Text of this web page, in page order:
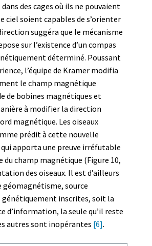
des cages où ils ne pouvaient
ciel soient capables de s’orienter
suggéra que le mécanisme
sur l’existence d’un compas
déterminé. Poussant
l’équipe de Kramer modifia
le champ magnétique
de bobines magnétiques et
à modifier la direction
magnétique. Les oiseaux
prédit à cette nouvelle
apporta une preuve irréfutable
du champ magnétique (Figure 10,
des oiseaux. Il est d’ailleurs
géomagnétisme, source
inscrites, soit la
d’information, la seule qu’il reste
autres sont inopérantes [6].